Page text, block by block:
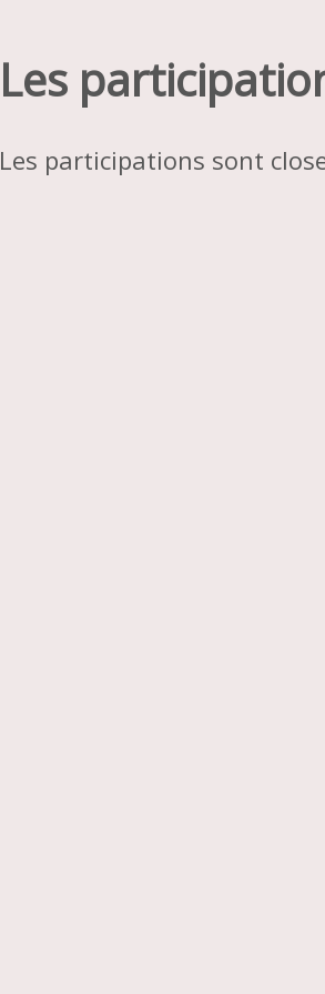
Les
Les participations sont